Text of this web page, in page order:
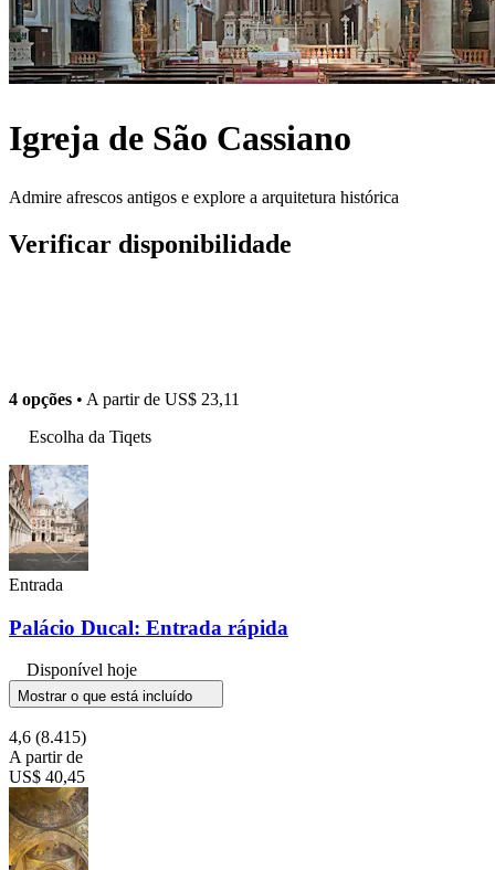
Igreja de São Cassiano
Admire afrescos antigos e explore a arquitetura histórica
Verificar disponibilidade
4 opções • A partir de US$ 23,11
Escolha da Tiqets
Entrada
Palácio Ducal: Entrada rápida
Disponível hoje
Mostrar o que está incluído
4,6 (8.415)
A partir de
US$ 40,45